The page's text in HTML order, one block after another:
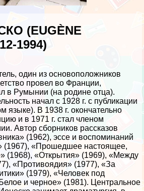
(EUGÈNE
1994)
один из основоположников
провел во Франции,
в Румынии (на родине отца).
начал с 1928 г. с публикации
языке). В 1938 г. окончательно
и в 1971 г. стал члeном
Автор сборников рассказов
(1962), эссе и воспоминаний
(1967), «Прошедшее настоящее,
(1968), «Открытия» (1969), «Между
«Противоядия» (1977), «За
(1979), «Человек под
и черное» (1981). Центральное